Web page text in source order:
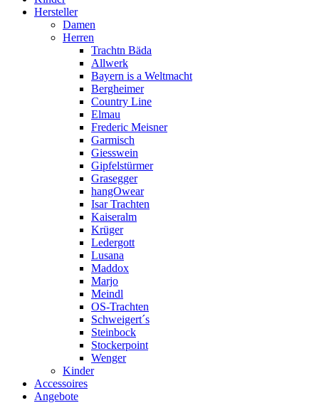
Hersteller
Damen
Herren
Trachtn Bäda
Allwerk
Bayern is a Weltmacht
Bergheimer
Country Line
Elmau
Frederic Meisner
Garmisch
Giesswein
Gipfelstürmer
Grasegger
hangOwear
Isar Trachten
Kaiseralm
Krüger
Ledergott
Lusana
Maddox
Marjo
Meindl
OS-Trachten
Schweigert´s
Steinbock
Stockerpoint
Wenger
Kinder
Accessoires
Angebote